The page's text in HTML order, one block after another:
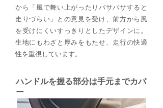
から「風で舞い上がったりバサバサすると
走りづらい」との意見を受け、前方から風
を受けにくいすっきりとしたデザインに。
生地にもわざと厚みをもたせ、走行の快適
性を重視しています。
ハンドルを握る部分は手元までカバ
ー